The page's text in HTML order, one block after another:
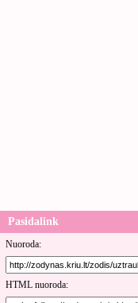
Pasidalink
Nuoroda:
HTML nuoroda: